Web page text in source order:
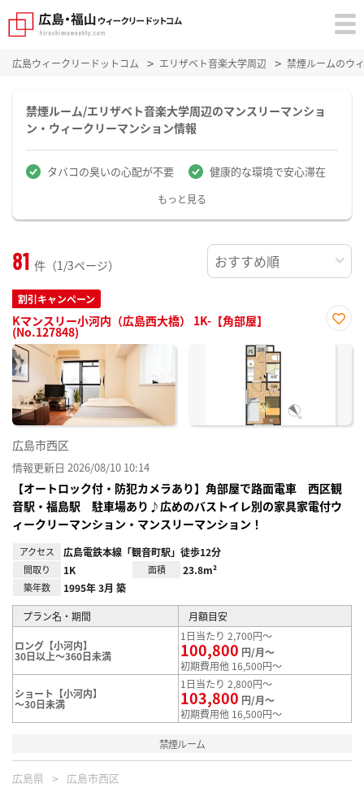
広島ウィークリードットコム エリザベト音楽大学周辺 禁煙ルームのウ
禁煙ルーム/エリザベト音楽大学周辺のマンスリーマンショ
ン・ウィークリーマンション情報
タバコの臭いの心配が不要 健康的な環境で安心滞在
もっと見る
81 件（1/3ページ）
割引キャンペーン
Kマンスリー小河内（広島西大橋） 1K-【角部屋】
(No.127848)
に入
広島市西区
情報更新日 2026/08/10 10:14
【オートロック付・防犯カメラあり】角部屋で路面電車 西区観
音駅・福島駅 駐車場あり♪広めのバストイレ別の家具家電付ウ
ィークリーマンション・マンスリーマンション！
アクセス 広島電鉄本線「観音町駅」徒歩12分
間取り 1K 面積 23.8m²
築年数 1995年 3月 築
プラン名・期間 月額目安
ロング【小河内】
30日以上～360日未満
1日当たり 2,700円～
100,800 円/月～
初期費用他 16,500円～
ショート【小河内】
～30日未満
1日当たり 2,800円～
103,800 円/月～
初期費用他 16,500円～
禁煙ルーム
広島県 広島市西区